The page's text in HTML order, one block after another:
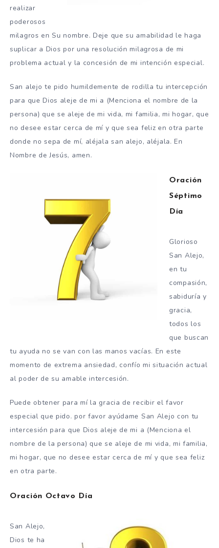
realizar
poderosos
milagros en Su nombre. Deje que su amabilidad le haga
suplicar a Dios por una resolución milagrosa de mi
problema actual y la concesión de mi intención especial.
San alejo te pido humildemente de rodilla tu intercepción
para que Dios aleje de mi a (Menciona el nombre de la
persona) que se aleje de mi vida, mi familia, mi hogar, que
no desee estar cerca de mí y que sea feliz en otra parte
donde no sepa de mí, aléjala san alejo, aléjala. En
Nombre de Jesús, amen.
Oración
Séptimo
Día
Glorioso
San Alejo,
en tu
compasión,
sabiduría y
gracia,
todos los
que buscan
tu ayuda no se van con las manos vacías. En este
momento de extrema ansiedad, confío mi situación actual
al poder de su amable intercesión.
Puede obtener para mí la gracia de recibir el favor
especial que pido. por favor ayúdame San Alejo con tu
intercesión para que Dios aleje de mi a (Menciona el
nombre de la persona) que se aleje de mi vida, mi familia,
mi hogar, que no desee estar cerca de mí y que sea feliz
en otra parte.
Oración Octavo Día
San Alejo,
Dios te ha